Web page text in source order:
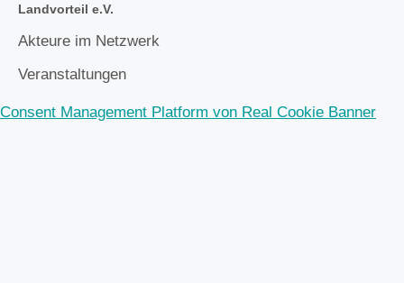
Landvorteil e.V.
Akteure im Netzwerk
Veranstaltungen
Consent Management Platform von Real Cookie Banner